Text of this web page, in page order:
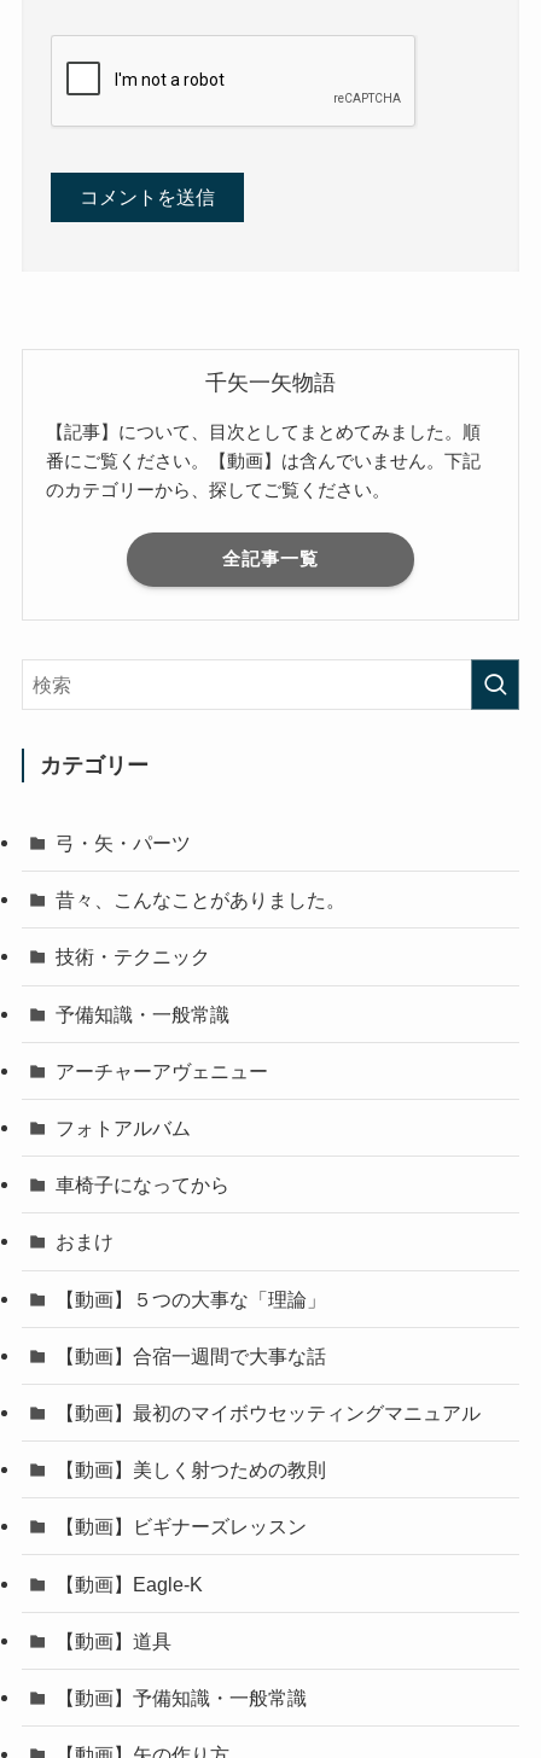
千矢一矢物語
【記事】について、目次としてまとめてみました。順
番にご覧ください。【動画】は含んでいません。下記
のカテゴリーから、探してご覧ください。
全記事一覧
カテゴリー
弓・矢・パーツ
昔々、こんなことがありました。
技術・テクニック
予備知識・一般常識
アーチャーアヴェニュー
フォトアルバム
車椅子になってから
おまけ
【動画】５つの大事な「理論」
【動画】合宿一週間で大事な話
【動画】最初のマイボウセッティングマニュアル
【動画】美しく射つための教則
【動画】ビギナーズレッスン
【動画】Eagle-K
【動画】道具
【動画】予備知識・一般常識